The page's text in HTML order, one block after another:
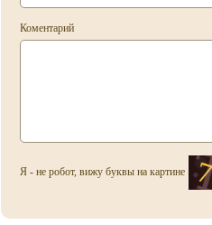
Коментарий
Я - не робот, вижу буквы на картине